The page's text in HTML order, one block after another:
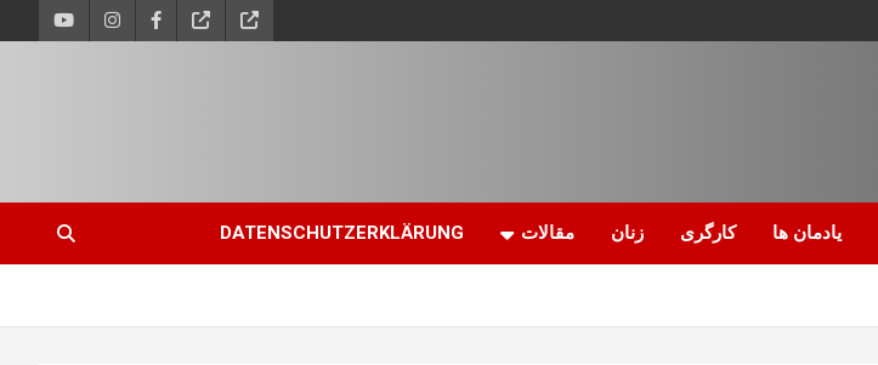
یادمان ها کارگری زنان مقالات DATENSCHUTZERKLÄRUNG